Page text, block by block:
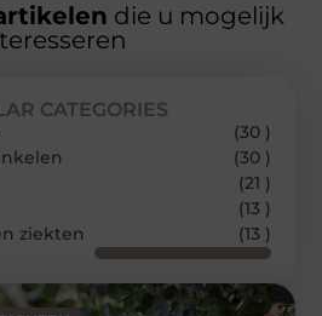
die u mogelijk
CATEGORIES
(30 )
(30 )
(21 )
(13 )
ziekten
(13 )